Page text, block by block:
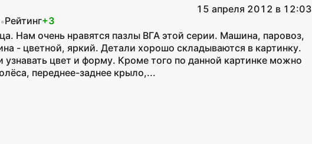
15 апреля 2012 в 12:03
•Рейтинг+3
Нам очень нравятся пазлы ВГА этой серии. Машина, паровоз,
- цветной, яркий. Детали хорошо складываются в картинку.
цвет и форму. Кроме того по данной картинке можно
переднее-заднее крыло,...